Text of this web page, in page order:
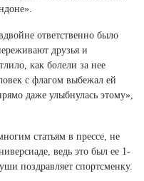
ответственно было
друзья и
как болели за нее
с флагом выбежал ей
даже улыбнулась этому»,
статьям в прессе, не
ведь это был ее 1-
поздравляет спортсменку.